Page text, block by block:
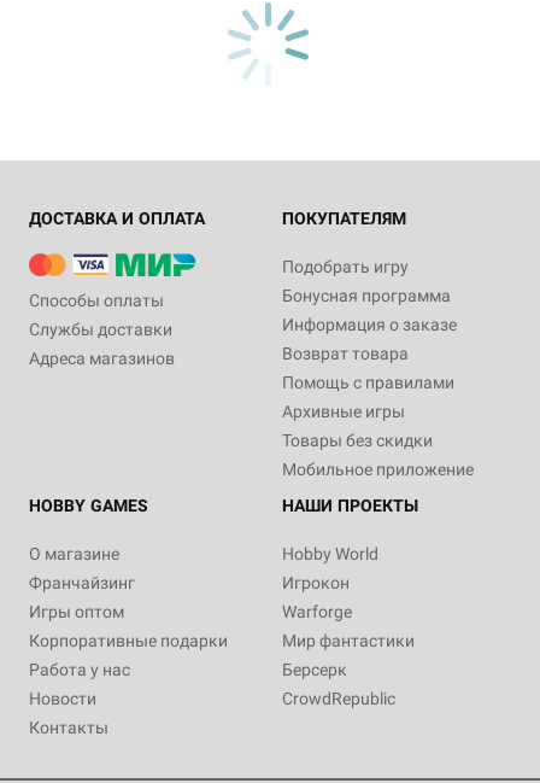
ДОСТАВКА И ОПЛАТА
Способы оплаты
Службы доставки
Адреса магазинов
ПОКУПАТЕЛЯМ
Подобрать игру
Бонусная программа
Информация о заказе
Возврат товара
Помощь с правилами
Архивные игры
Товары без скидки
Мобильное приложение
HOBBY GAMES
О магазине
Франчайзинг
Игры оптом
Корпоративные подарки
Работа у нас
Новости
Контакты
НАШИ ПРОЕКТЫ
Hobby World
Игрокон
Warforge
Мир фантастики
Берсерк
CrowdRepublic